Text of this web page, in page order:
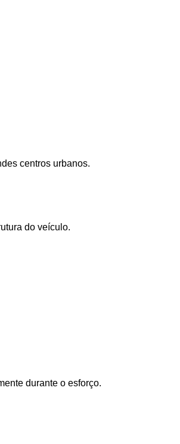
centros urbanos.
do veículo.
durante o esforço.